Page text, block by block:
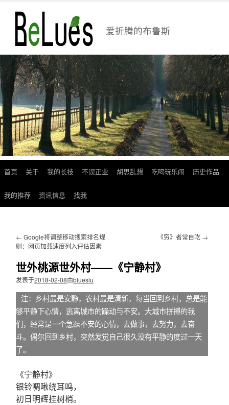
爱折腾的布鲁斯
跳
至
首页 关于 我的长技 不误正业 胡思乱想 吃喝玩乐闹 历史作品
我的推荐 资讯信息 找我
← Google将调整移动搜索排名规
则：网页加载速度列入评估因素
《穷》者常自呓 →
世外桃源世外村——《宁静村》
发表于2018-02-08由blueslu
注：乡村最是安静，农村最是清新，每当回到乡村，总是能
够平静下心情，逃离城市的躁动与不安。大城市拼搏的我
们，经常是一个急躁不安的心情，去做事，去努力，去奋
斗。偶尔回到乡村，突然发觉自己很久没有平静的度过一天
了。
《宁静村》
银铃啁啾绕耳鸣，
初日明辉挂树梢。